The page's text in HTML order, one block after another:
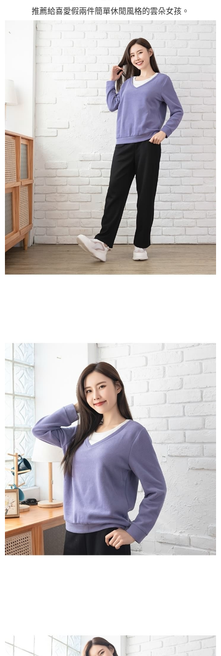
推薦給喜愛假兩件簡單休閒風格的雲朵女孩。